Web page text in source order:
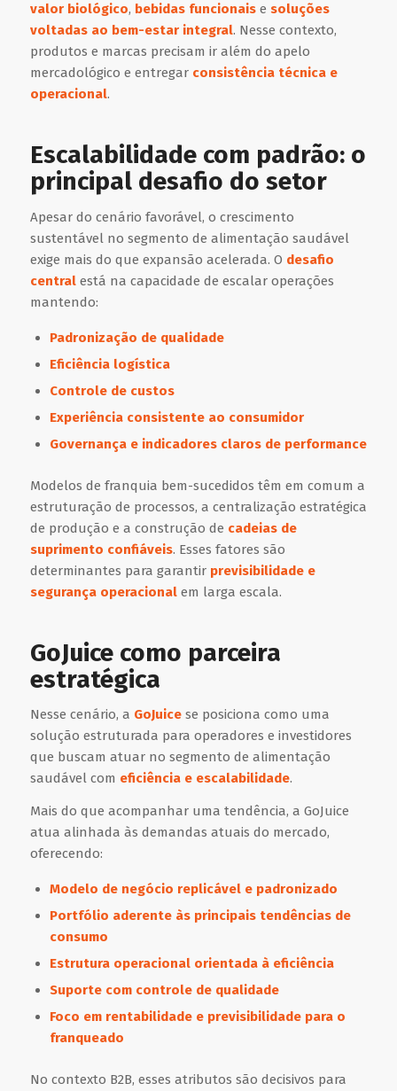
valor biológico, bebidas funcionaise soluções
voltadas ao bem-estar integral. Nesse contexto,
produtos e marcas precisam ir além do apelo
mercadológico e entregar consistência técnica e
operacional.
Escalabilidade com padrão: o
principal desafio do setor
Apesar do cenário favorável, o crescimento
sustentável no segmento de alimentação saudável
exige mais do que expansão acelerada. O desafio
centralestá na capacidade de escalar operações
mantendo:
Padronização de qualidade
Eficiência logística
Controle de custos
Experiência consistente ao consumidor
Governança e indicadores claros de performance
Modelos de franquia bem-sucedidos têm em comum a
estruturação de processos, a centralização estratégica
de produção e a construção de cadeias de
suprimento confiáveis. Esses fatores são
determinantes para garantir previsibilidade e
segurança operacionalem larga escala.
GoJuice como parceira
estratégica
Nesse cenário, a GoJuicese posiciona como uma
solução estruturada para operadores e investidores
que buscam atuar no segmento de alimentação
saudável com eficiência e escalabilidade.
Mais do que acompanhar uma tendência, a GoJuice
atua alinhada às demandas atuais do mercado,
oferecendo:
Modelo de negócio replicável e padronizado
Portfólio aderente às principais tendências de
consumo
Estrutura operacional orientada à eficiência
Suporte com controle de qualidade
Foco em rentabilidade e previsibilidade para o
franqueado
No contexto B2B, esses atributos são decisivos para